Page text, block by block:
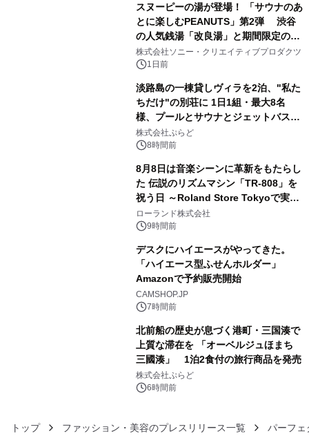
スヌーピーの湯が登場！ 「サウナのあ
とに楽しむPEANUTS」第2弾 渋谷
の人気銭湯「改良湯」と期間限定のコ
ラボレーション サウナイキタイコラ
ボグッズも発売決定！
株式会社ソニー・クリエイティブプロダクツ
1日前
淡路島の一棟貸しヴィラを2泊、"私た
ちだけ"の別荘に 1日1組・最大8名
様、プールとサウナとジェットバス付
きで Villa Mon Temps AWAJIの連泊
素泊りプラン
株式会社ぷらど
8時間前
8月8日は音楽シーンに革新をもたらし
た 伝説のリズムマシン「TR-808」を
祝う日 ～Roland Store Tokyoで実機
を展示しての 記念キャンペーンを開
催 英国ラジオ「NTS」の 特別プログ
アーティストを フィーチャーしたアニ
メーションを公開～
ローランド株式会社
9時間前
デスクにハイエースがやってきた。
「ハイエース型ふせんホルダー」
Amazonで予約販売開始
CAMSHOP.JP
7時間前
北前船の歴史が息づく港町・三国湊で
上質な滞在を 「オーベルジュほまち
三國湊」 1泊2食付の旅行商品を発売
株式会社ぷらど
6時間前
トップ ファッション・美容のプレスリリース一覧 パーフェ